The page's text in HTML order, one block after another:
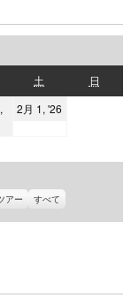
土
曜
日
日
曜
2月 1, '26
月
1
日
アー すべて